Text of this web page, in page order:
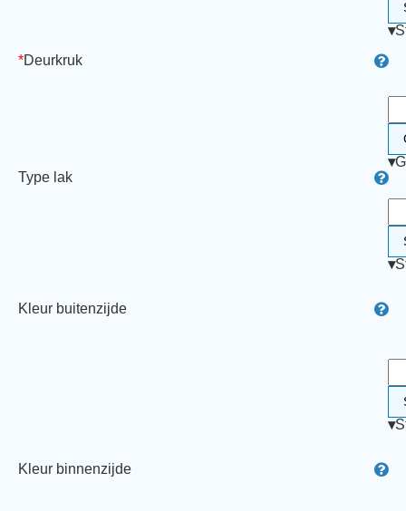
*Deurkruk
▾
Type lak
▾
Kleur buitenzijde
▾
Kleur binnenzijde
▾